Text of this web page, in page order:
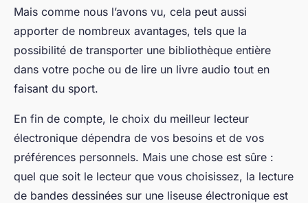
Mais comme nous l’avons vu, cela peut aussi
apporter de nombreux avantages, tels que la
possibilité de transporter une bibliothèque entière
dans votre poche ou de lire un livre audio tout en
faisant du sport.
En fin de compte, le choix du meilleur lecteur
électronique dépendra de vos besoins et de vos
préférences personnels. Mais une chose est sûre :
quel que soit le lecteur que vous choisissez, la lecture
de bandes dessinées sur une liseuse électronique est